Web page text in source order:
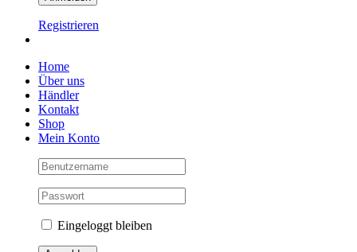
Registrieren
Home
Über uns
Händler
Kontakt
Shop
Mein Konto
Eingeloggt bleiben